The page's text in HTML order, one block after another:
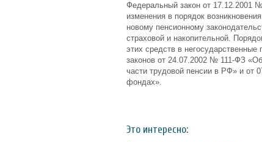
Федеральный закон от 17.12.2001
изменения в порядок
новому пенсионному
страховой и накопительной.
этих средств в
законов от 24.07.2002 № 111-ФЗ
части трудовой пенсии в РФ» и от
фондах».
Это интересно: